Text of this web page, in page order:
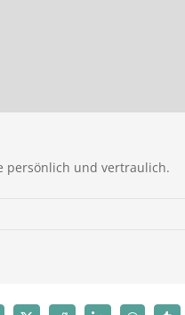
persönlich und vertraulich.